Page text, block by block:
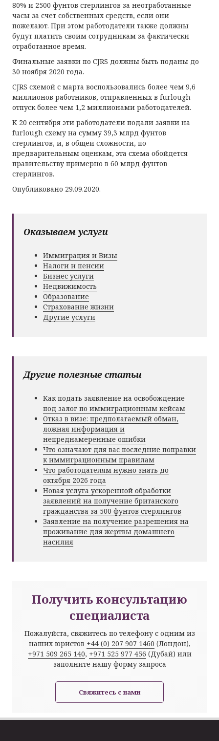
80% и 2500 фунтов стерлингов за неотработанные
часы за счет собственных средств, если они
пожелают. При этом работодатели также должны
будут платить своим сотрудникам за фактически
отработанное время.
Финальные заявки по CJRS должны быть поданы до
30 ноября 2020 года.
CJRS схемой с марта воспользовались более чем 9,6
миллионов работников, отправленных в furlough
отпуск более чем 1,2 миллионами работодателей.
К 20 сентября эти работодатели подали заявки на
furlough схему на сумму 39,3 млрд фунтов
стерлингов, и, в общей сложности, по
предварительным оценкам, эта схема обойдется
правительству примерно в 60 млрд фунтов
стерлингов.
Опубликовано 29.09.2020.
Оказываем услуги
Иммиграция и Визы
Налоги и пенсии
Бизнес услуги
Недвижимость
Образование
Страхование жизни
Другие услуги
Другие полезные статьи
Как подать заявление на освобождение
под залог по иммиграционным кейсам
Отказ в визе: предполагаемый обман,
ложная информация и
непреднамеренные ошибки
Что означают для вас последние поправки
к иммиграционным правилам
Что работодателям нужно знать до
октября 2026 года
Новая услуга ускоренной обработки
заявлений на получение британского
гражданства за 500 фунтов стерлингов
Заявление на получение разрешения на
проживание для жертвы домашнего
насилия
Получить консультацию
специалиста
Пожалуйста, свяжитесь по телефону с одним из
наших юристов +44 (0) 207 907 1460 (Лондон),
+971 509 265 140, +971 525 977 456 (Дубай) или
заполните нашу форму запроса
Свяжитесь с нами